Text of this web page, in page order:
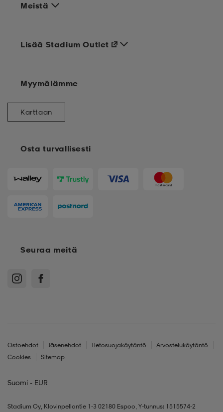
Meistä
Osta turvallisesti
Lisää Stadium Outlet
Myymälämme
Karttaan
Seuraa meitä
Ostoehdot Jäsenehdot Tietosuojakäytäntö
Arvostelukäytäntö
Cookies
Sitemap
Suomi - EUR
Stadium Oy, Klovinpellontie 1-3 02180 Espoo, Y-tunnus: 1515574-2